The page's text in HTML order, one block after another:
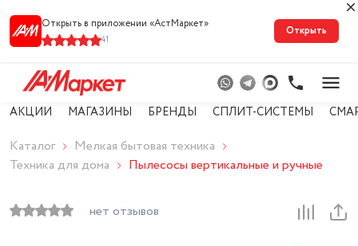
Открыть в приложении «АстМарке‪т‬»
41
Открыть
АКЦИИ МАГАЗИНЫ БРЕНДЫ СПЛИТ-СИСТЕМЫ
Каталог
Мелкая бытовая техника
Техника для дома
Пылесосы вертикальные и ручные
нет отзывов